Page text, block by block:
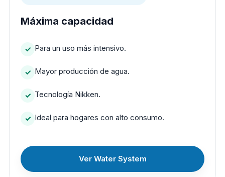
Máxima capacidad
Para un uso más intensivo.
Mayor producción de agua.
Tecnología Nikken.
Ideal para hogares con alto consumo.
Ver Water System